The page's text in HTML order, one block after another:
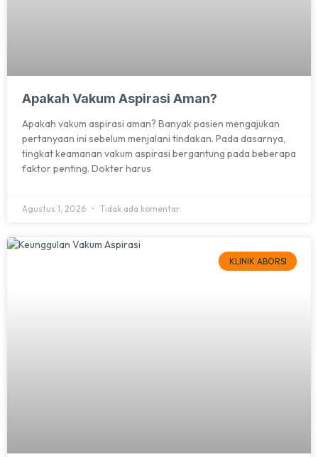
Apakah Vakum Aspirasi Aman?
Apakah vakum aspirasi aman? Banyak pasien mengajukan
pertanyaan ini sebelum menjalani tindakan. Pada dasarnya,
tingkat keamanan vakum aspirasi bergantung pada beberapa
faktor penting. Dokter harus
Agustus 1, 2026 Tidak ada komentar
KLINIK ABORSI